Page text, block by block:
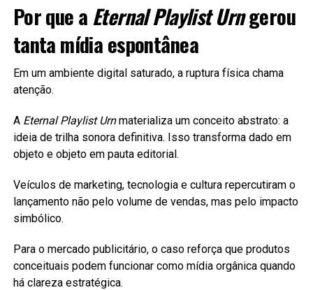
Por que a Eternal Playlist Urngerou
tanta mídia espontânea
Em um ambiente digital saturado, a ruptura física chama
atenção.
A Eternal Playlist Urnmaterializa um conceito abstrato: a
ideia de trilha sonora definitiva. Isso transforma dado em
objeto e objeto em pauta editorial.
Veículos de marketing, tecnologia e cultura repercutiram o
lançamento não pelo volume de vendas, mas pelo impacto
simbólico.
Para o mercado publicitário, o caso reforça que produtos
conceituais podem funcionar como mídia orgânica quando
há clareza estratégica.